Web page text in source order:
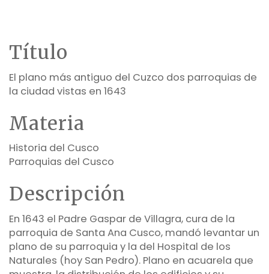
Título
El plano más antiguo del Cuzco dos parroquias de
la ciudad vistas en 1643
Materia
Historia del Cusco
Parroquias del Cusco
Descripción
En 1643 el Padre Gaspar de Villagra, cura de la
parroquia de Santa Ana Cusco, mandó levantar un
plano de su parroquia y la del Hospital de los
Naturales (hoy San Pedro). Plano en acuarela que